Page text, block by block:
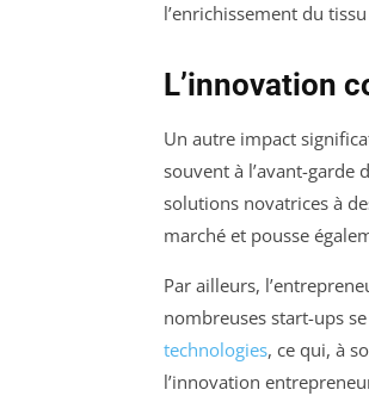
l’enrichissement du
L’innovation
Un autre impact
souvent à l’avant-garde
solutions novatrices à
marché et pousse
Par ailleurs,
nombreuses start-ups
technologies, ce qui, à
l’innovation